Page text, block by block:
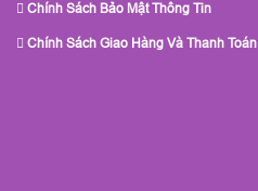
Chính Sách Bảo Mật Thông Tin
Chính Sách Giao Hàng Và Thanh Toán